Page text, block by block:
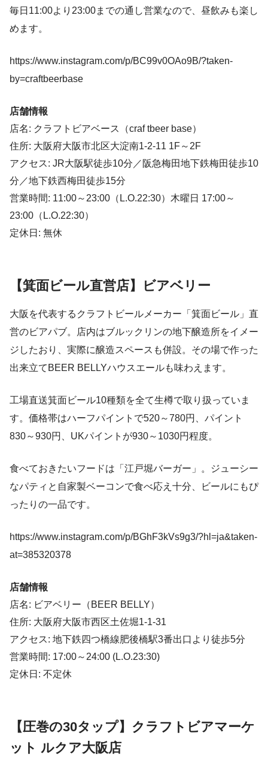
毎日11:00より23:00までの通し営業なので、昼飲みも楽し
めます。
https://www.instagram.com/p/BC99v0OAo9B/?taken-
by=craftbeerbase
店舗情報
店名: クラフトビアベース（craf tbeer base）
住所: 大阪府大阪市北区大淀南1-2-11 1F～2F
アクセス: JR大阪駅徒歩10分／阪急梅田地下鉄梅田徒歩10
分／地下鉄西梅田徒歩15分
営業時間: 11:00～23:00（L.O.22:30）木曜日 17:00～
23:00（L.O.22:30）
定休日: 無休
【箕面ビール直営店】ビアベリー
大阪を代表するクラフトビールメーカー「箕面ビール」直
営のビアパブ。店内はブルックリンの地下醸造所をイメー
ジしたおり、実際に醸造スペースも併設。その場で作った
出来立てBEER BELLYハウスエールも味わえます。
工場直送箕面ビール10種類を全て生樽で取り扱っていま
す。価格帯はハーフパイントで520～780円、パイント
830～930円、UKパイントが930～1030円程度。
食べておきたいフードは「江戸堀バーガー」。ジューシー
なパティと自家製ベーコンで食べ応え十分、ビールにもぴ
ったりの一品です。
https://www.instagram.com/p/BGhF3kVs9g3/?hl=ja&taken-
at=385320378
店舗情報
店名: ビアベリー（BEER BELLY）
住所: 大阪府大阪市西区土佐堀1-1-31
アクセス: 地下鉄四つ橋線肥後橋駅3番出口より徒歩5分
営業時間: 17:00～24:00 (L.O.23:30)
定休日: 不定休
【圧巻の30タップ】クラフトビアマーケ
ット ルクア大阪店